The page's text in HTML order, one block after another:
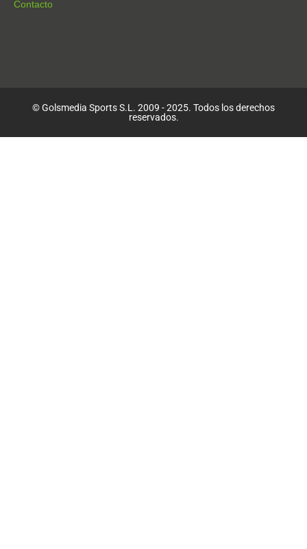
Contacto
© Golsmedia Sports S.L. 2009 - 2025. Todos los derechos
reservados.